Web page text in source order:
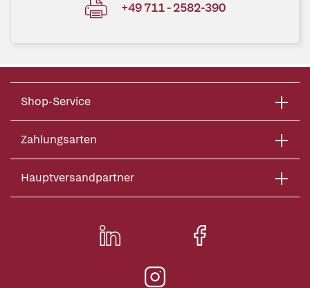
+49 711 - 2582-390
Shop-Service
Zahlungsarten
Hauptversandpartner